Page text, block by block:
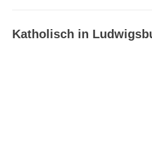
Katholisch in